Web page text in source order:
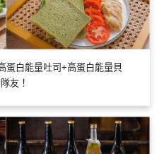
蛋白能量吐司+高蛋白能量貝
友！